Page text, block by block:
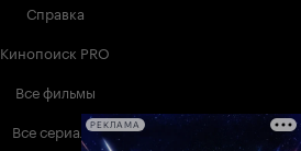
Справка
Кинопоиск PRO
Все фильмы
Все сериалыРЕКЛАМА